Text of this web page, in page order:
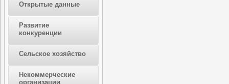
Открытые данные
Развитие
конкуренции
Сельское хозяйство
Некоммерческие
организации